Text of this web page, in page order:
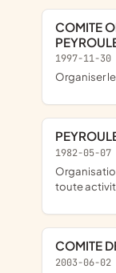
COMITE OFFICIEL DES FETES DE LA FOUX-DE-
1997-11-30
organiser
1982-05-07
organisation de la fête patronnale de la Sainte Anne et
toute
COMITE
2003-06-02